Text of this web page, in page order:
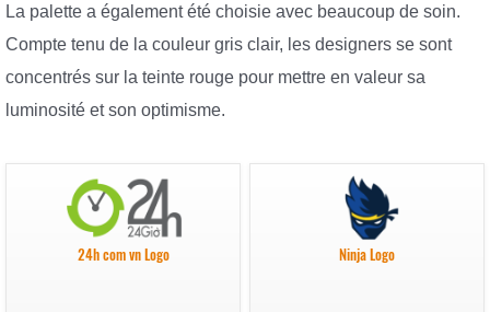
La palette a également été choisie avec beaucoup de soin.
Compte tenu de la couleur gris clair, les designers se sont
concentrés sur la teinte rouge pour mettre en valeur sa
luminosité et son optimisme.
24h com vn Logo Ninja Logo